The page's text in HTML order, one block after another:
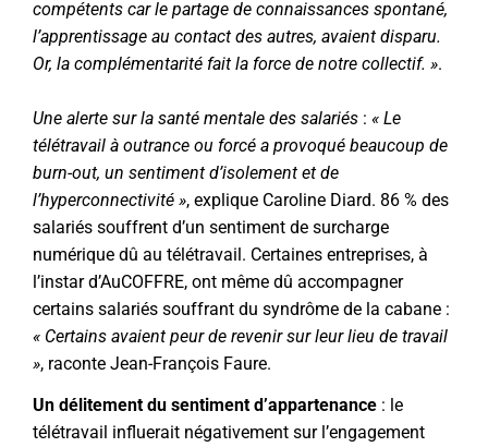
compétents car le partage de connaissances spontané,
l’apprentissage au contact des autres, avaient disparu.
Or, la complémentarité fait la force de notre collectif. ».
Une alerte sur la santé mentale des salariés : « Le
télétravail à outrance ou forcé a provoqué beaucoup de
burn-out, un sentiment d’isolement et de
l’hyperconnectivité », explique Caroline Diard. 86 % des
salariés souffrent d’un sentiment de surcharge
numérique dû au télétravail. Certaines entreprises, à
l’instar d’AuCOFFRE, ont même dû accompagner
certains salariés souffrant du syndrôme de la cabane :
« Certains avaient peur de revenir sur leur lieu de travail
», raconte Jean-François Faure.
Un délitement du sentiment d’appartenance : le
télétravail influerait négativement sur l’engagement